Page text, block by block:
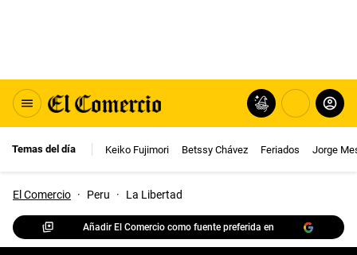
Temas del día Keiko Fujimori Betssy Chávez Feriados Jorge
El Comercio · Peru · La Libertad
Añadir El Comercio como fuente preferida en